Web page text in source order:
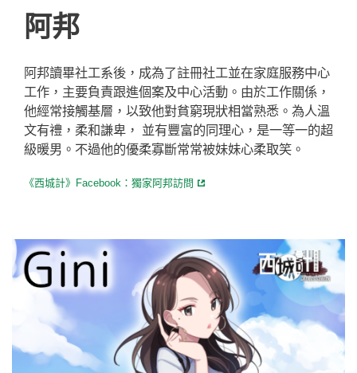
阿邦
阿邦讀畢社工系後，成為了註冊社工並在家庭服務中心
工作，主要負責跟進個案及中心活動。由於工作關係，
他經常接觸基層，以致他對貧窮現狀相當熟悉。為人溫
文有禮，柔和謙卑， 並有豐富的同理心，是一等一的超
級暖男。不過他的優柔寡斷常常被妹妹心柔取笑。
《西城計》Facebook：獨家阿邦訪問